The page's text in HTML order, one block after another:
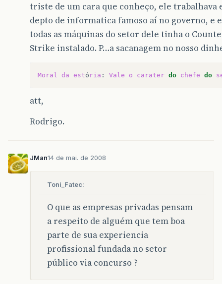
triste de um cara que conheço, ele trabalhava
depto de informatica famoso aí no governo, e
todas as máquinas do setor dele tinha o
Strike instalado. P…a sacanagem no nosso
Moral da estó ria : Vale o carater do chefe do
att,
Rodrigo.
JMan14 de mai. de 2008
Toni_Fatec:
O que as empresas privadas pensam
a respeito de alguém que tem boa
parte de sua experiencia
profissional fundada no setor
público via concurso ?